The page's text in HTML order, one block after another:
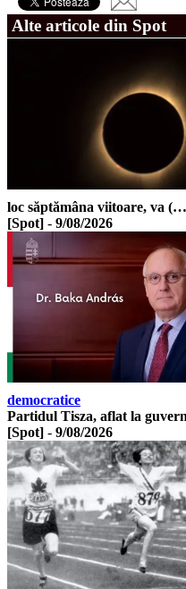
Alte articole din Spot
loc săptămâna viitoare, va
[Spot] - 9/08/2026
democratice
Partidul Tisza, aflat la
[Spot] - 9/08/2026